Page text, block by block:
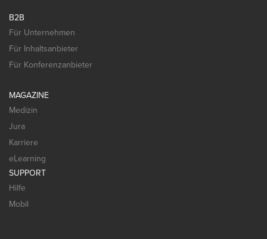
B2B
Für Unternehmen
Für Inhaltsanbieter
Für Konferenzanbieter
MAGAZINE
Medizin
Jura
Karriere
eLearning
SUPPORT
Hilfe
Mobil